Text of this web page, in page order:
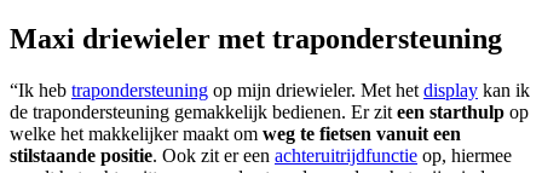
Maxi driewieler met trapondersteuning
“Ik heb trapondersteuning op mijn driewieler. Met het display kan ik
de trapondersteuning gemakkelijk bedienen. Er zit een starthulp op
welke het makkelijker maakt om weg te fietsen vanuit een
stilstaande positie. Ook zit er een achteruitrijdfunctie op, hiermee